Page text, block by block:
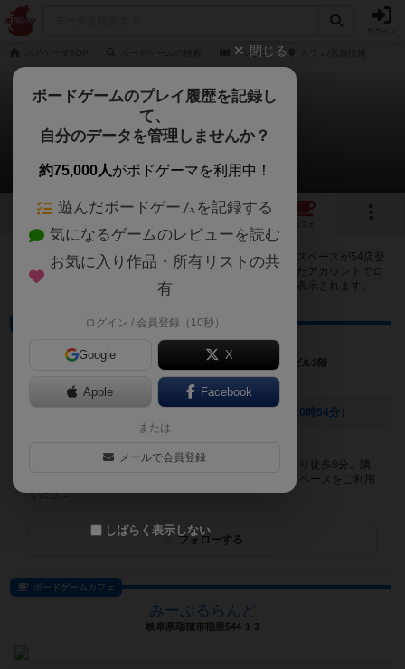
ペンタゴ
ペンタゴ
54店のカフェ/スペースが提供中
1 6
カフェ
ペンタゴで遊ぶことができるボードゲームカフェ・プレイスペースが54店登
録されています。公開プロフィールの都道府県が設定されたアカウントでロ
グインすると、同じ都道府県内の店舗に絞り込むボタンが表示されます。
ボードゲームカフェ
ボードゲームカフェSpla
奈良県奈良市奈良市西大寺北町1丁目6-10 北和ビル3階
[NEW] ８/10～8/14は祝日営業です（2026年08月08日 20時54分）
奈良市のボードゲームカフェです。近鉄大和西大寺駅より徒歩8分。隣
にコインパーキングもあります。駐輪場はビル付属のスペースをご利用
くださ...
フォローする
ボードゲームカフェ
みーぷるらんど
岐阜県瑞穂市稲里544-1-3
閉じる
ボードゲームのプレイ履歴を記録し
て、
自分のデータを管理しませんか？
約75,000人がボドゲーマを利用中！
遊んだボードゲームを記録する
気になるゲームのレビューを読む
お気に入り作品・所有リストの共
有
ログイン / 会員登録（10秒）
Google X
Apple Facebook
または
メールで会員登録
しばらく表示しない